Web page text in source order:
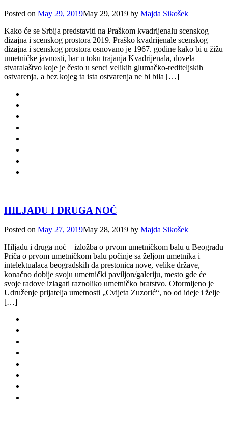
Posted on May 29, 2019May 29, 2019 by Majda Sikošek
Kako će se Srbija predstaviti na Praškom kvadrijenalu scenskog
dizajna i scenskog prostora 2019. Praško kvadrijenale scenskog
dizajna i scenskog prostora osnovano je 1967. godine kako bi u žižu
umetničke javnosti, bar u toku trajanja Kvadrijenala, dovela
stvaralaštvo koje je često u senci velikih glumačko-rediteljskih
ostvarenja, a bez kojeg ta ista ostvarenja ne bi bila […]
HILJADU I DRUGA NOĆ
Posted on May 27, 2019May 28, 2019 by Majda Sikošek
Hiljadu i druga noć – izložba o prvom umetničkom balu u Beogradu
Priča o prvom umetničkom balu počinje sa željom umetnika i
intelektualaca beogradskih da prestonica nove, velike države,
konačno dobije svoju umetnički paviljon/galeriju, mesto gde će
svoje radove izlagati raznoliko umetničko bratstvo. Oformljeno je
Udruženje prijatelja umetnosti „Cvijeta Zuzorić“, no od ideje i želje
[…]